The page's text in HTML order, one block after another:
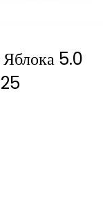
5.0